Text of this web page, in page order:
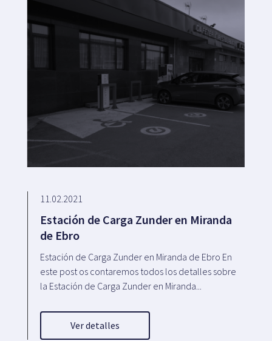
11.02.2021
Estación de Carga Zunder en Miranda
de Ebro
Estación de Carga Zunder en Miranda de Ebro En
este post os contaremos todos los detalles sobre
la Estación de Carga Zunder en Miranda...
Ver detalles